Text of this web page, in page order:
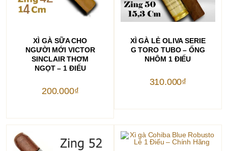
THÊM VÀO GIỎ HÀNG
XÌ GÀ SỮA CHO
NGƯỜI MỚI VICTOR
SINCLAIR THƠM
NGỌT – 1 ĐIẾU
200.000₫
THÊM VÀO GIỎ HÀNG
XÌ GÀ LẺ OLIVA SERIE
G TORO TUBO – ỐNG
NHÔM 1 ĐIẾU
310.000₫